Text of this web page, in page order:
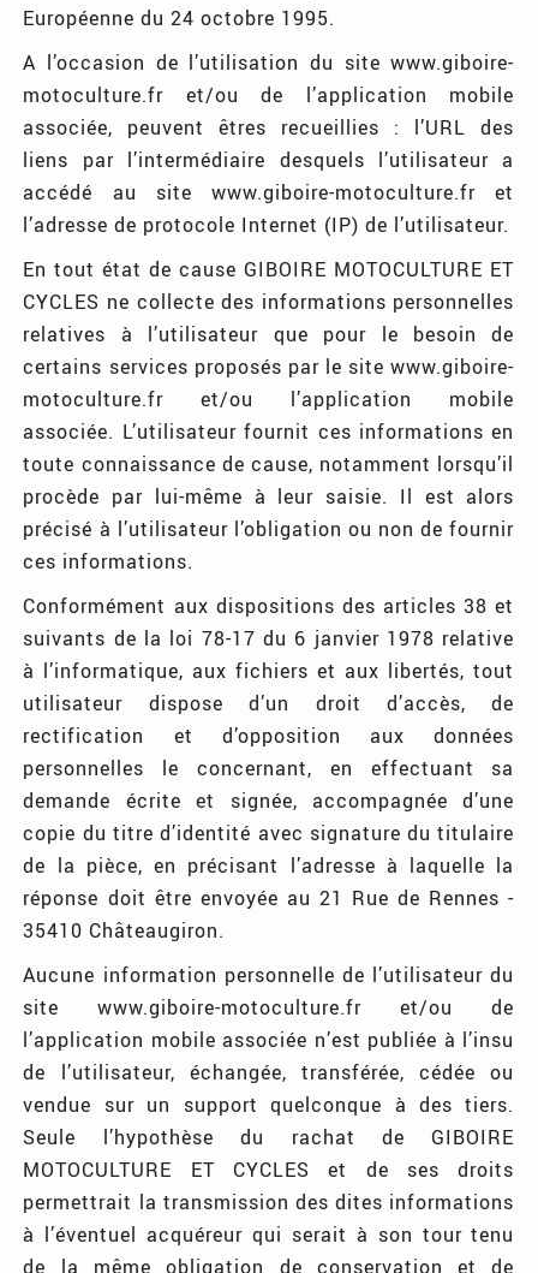
Européenne du 24 octobre 1995.
A l’occasion de l’utilisation du site www.giboire-
motoculture.fr et/ou de l’application mobile
associée, peuvent êtres recueillies : l’URL des
liens par l’intermédiaire desquels l’utilisateur a
accédé au site www.giboire-motoculture.fr et
l’adresse de protocole Internet (IP) de l’utilisateur.
En tout état de cause GIBOIRE MOTOCULTURE ET
CYCLES ne collecte des informations personnelles
relatives à l’utilisateur que pour le besoin de
certains services proposés par le site www.giboire-
motoculture.fr et/ou l’application mobile
associée. L’utilisateur fournit ces informations en
toute connaissance de cause, notamment lorsqu’il
procède par lui-même à leur saisie. Il est alors
précisé à l’utilisateur l’obligation ou non de fournir
ces informations.
Conformément aux dispositions des articles 38 et
suivants de la loi 78-17 du 6 janvier 1978 relative
à l’informatique, aux fichiers et aux libertés, tout
utilisateur dispose d’un droit d’accès, de
rectification et d’opposition aux données
personnelles le concernant, en effectuant sa
demande écrite et signée, accompagnée d’une
copie du titre d’identité avec signature du titulaire
de la pièce, en précisant l’adresse à laquelle la
réponse doit être envoyée au 21 Rue de Rennes -
35410 Châteaugiron.
Aucune information personnelle de l’utilisateur du
site www.giboire-motoculture.fr et/ou de
l’application mobile associée n’est publiée à l’insu
de l’utilisateur, échangée, transférée, cédée ou
vendue sur un support quelconque à des tiers.
Seule l’hypothèse du rachat de GIBOIRE
MOTOCULTURE ET CYCLES et de ses droits
permettrait la transmission des dites informations
à l’éventuel acquéreur qui serait à son tour tenu
de la même obligation de conservation et de